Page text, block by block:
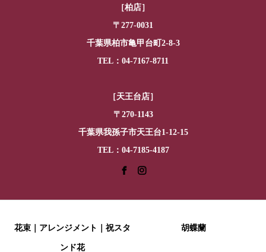
［柏店］
〒277-0031
千葉県柏市亀甲台町2-8-3
TEL：04-7167-8711
［天王台店］
〒270-1143
千葉県我孫子市天王台1-12-15
TEL：04-7185-4187
花束｜アレンジメント｜祝スタ
ンド花
胡蝶蘭